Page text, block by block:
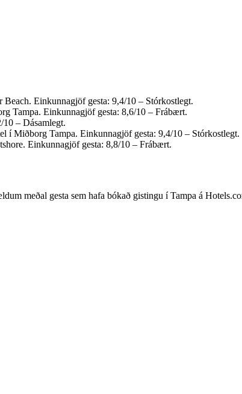
Einkunnagjöf gesta: 9,4/10 – Stórkostlegt.
Tampa. Einkunnagjöf gesta: 8,6/10 – Frábært.
– Dásamlegt.
í Miðborg Tampa. Einkunnagjöf gesta: 9,4/10 – Stórkostlegt.
Einkunnagjöf gesta: 8,8/10 – Frábært.
meðal gesta sem hafa bókað gistingu í Tampa á